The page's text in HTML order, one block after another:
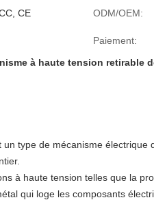
CE ODM/OEM:
Paiement:
à haute tension retirable
type de mécanisme
à haute tension telles que la
qui loge les composants